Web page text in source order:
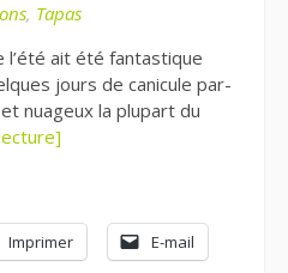
, Tapas
l’été ait été fantastique
jours de canicule par-
nuageux la plupart du
Imprimer E-mail